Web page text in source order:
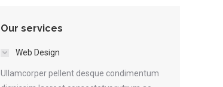
Our services
Web Design
Ullamcorper pellent desque condimentum